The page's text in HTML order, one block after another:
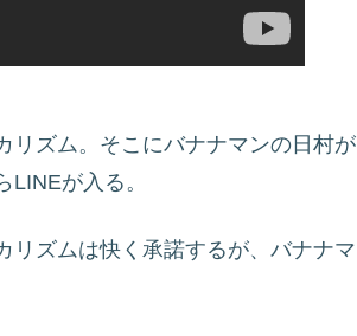
リズム。そこにバナナマンの日村が
が入る。
リズムは快く承諾するが、バナナマ